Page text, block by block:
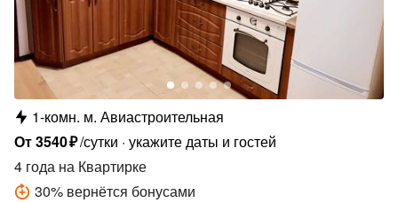
1-комн. м. Авиастроительная
От3540₽/сутки укажите даты и гостей
4 года на Квартирке
30% вернётся бонусами